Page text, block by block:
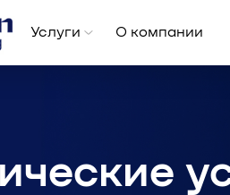
Услуги О компании